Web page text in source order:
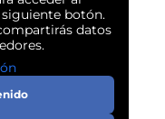
botón.
datos